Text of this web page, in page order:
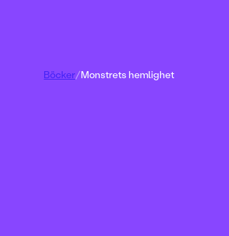
Böcker/Monstrets hemlighet